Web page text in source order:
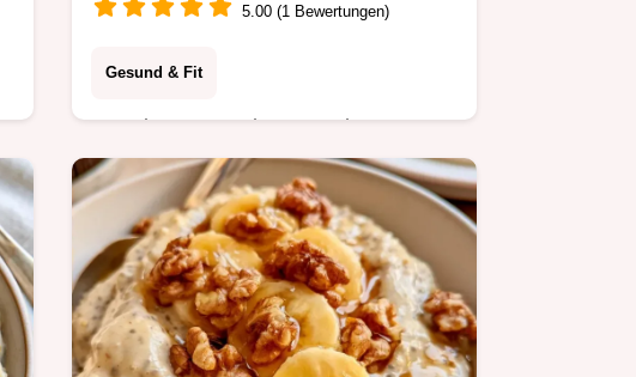
5.00 (1 Bewertungen)
Gesund & Fit
Cremiger Avocado Toast als
Energiekick. Der Bereich Warum das
Rezept klappt erklärt die perfekte
Balance. Ideal für antientzündliche
Frühstücksrezepte.